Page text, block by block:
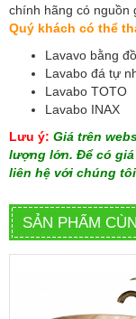
chính hãng có nguồn
Quý khách có thể
Lavavo bằng
Lavabo đá tự
Lavabo TOTO
Lavabo INAX
Lưu ý: Giá trên
lượng lớn. Để có
liên hệ với chúng